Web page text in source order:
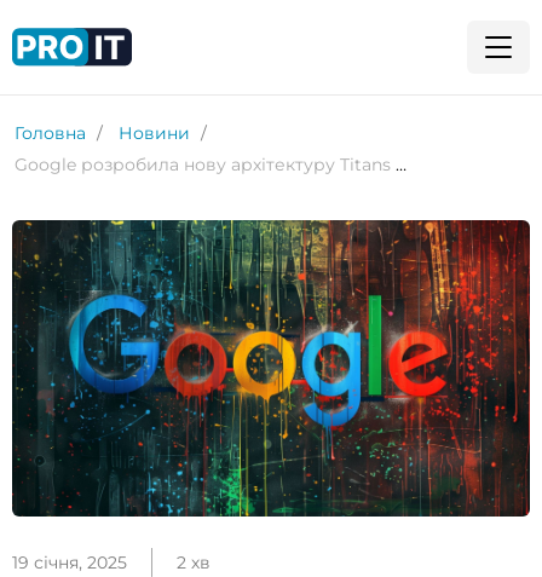
Головна
Новини
Google розробила нову архітектуру Titans для зниження витрат ШІ
19 січня, 2025 2 хв